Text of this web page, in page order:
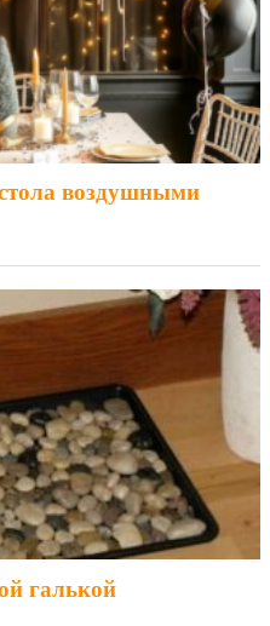
воздушными
галькой